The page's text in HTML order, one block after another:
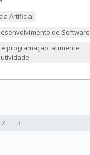
Artificial
de Software
e programação: aumente
2 3